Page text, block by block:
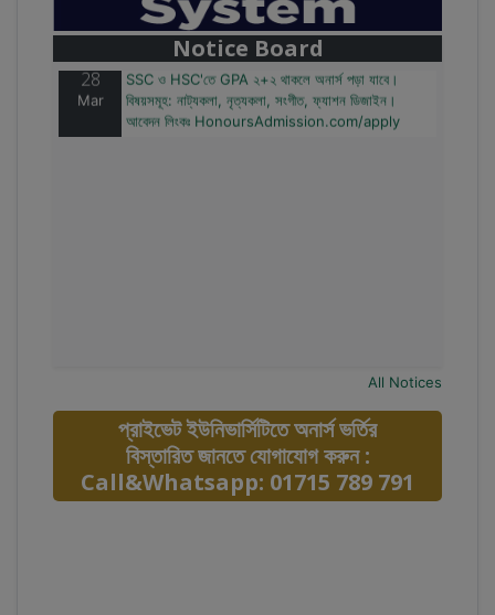
Notice Board
২০টির অধিক বিষয়, ৪ বছরে মোট খরচ ২ লক্ষ থেকে ৫ লক্ষ টাকা।
আবেদন লিংকঃ HonoursAdmission.com/apply
28
Mar
SSC ও HSC'তে GPA ২+২ থাকলে অনার্স পড়া যাবে।
বিষয়সমূহ: নাট্যকলা, নৃত্যকলা, সংগীত, ফ্যাশন ডিজাইন।
আবেদন লিংকঃ HonoursAdmission.com/apply
All Notices
প্রাইভেট ইউনিভার্সিটিতে অনার্স ভর্তির
বিস্তারিত জানতে যোগাযোগ করুন :
Call&Whatsapp: 01715 789 791